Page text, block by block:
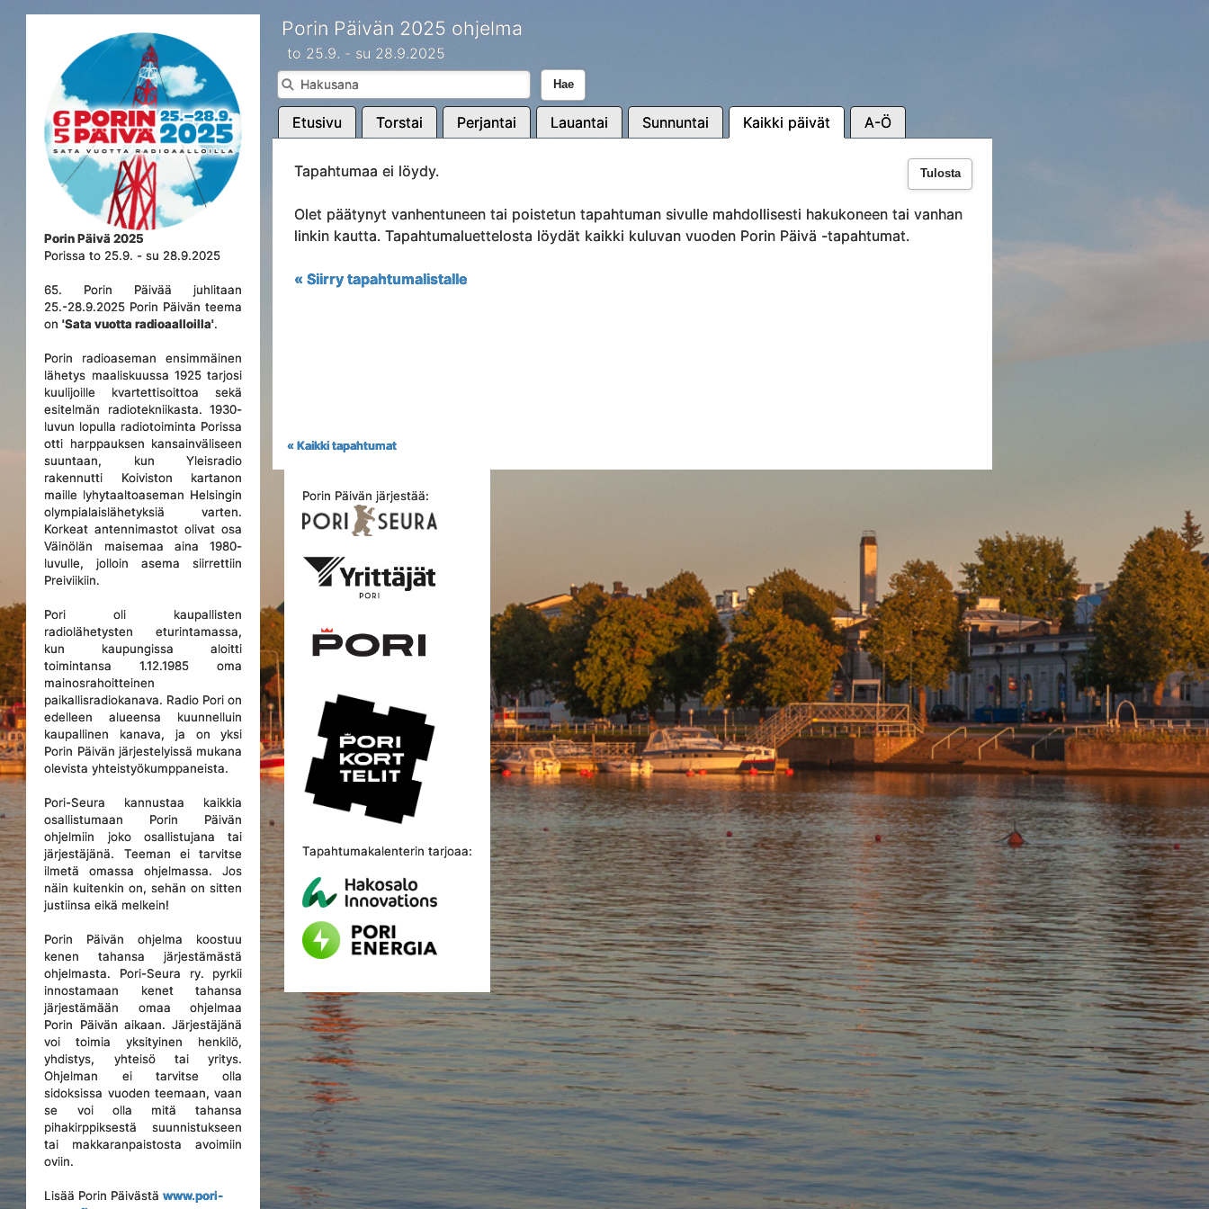
Porin Päivä 2025
Porissa to 25.9. - su 28.9.2025
65. Porin Päivää juhlitaan
25.-28.9.2025 Porin Päivän teema
on'Sata vuotta radioaalloilla'.
Porin radioaseman ensimmäinen
lähetys maaliskuussa 1925 tarjosi
kuulijoille kvartettisoittoa sekä
esitelmän radiotekniikasta. 1930-
luvun lopulla radiotoiminta Porissa
otti harppauksen kansainväliseen
suuntaan, kun Yleisradio
rakennutti Koiviston kartanon
maille lyhytaaltoaseman Helsingin
olympialaislähetyksiä varten.
Korkeat antennimastot olivat osa
Väinölän maisemaa aina 1980-
luvulle, jolloin asema siirrettiin
Preiviikiin.
Pori oli kaupallisten
radiolähetysten eturintamassa,
kun kaupungissa aloitti
toimintansa 1.12.1985 oma
mainosrahoitteinen
paikallisradiokanava. Radio Pori on
edelleen alueensa kuunnelluin
kaupallinen kanava, ja on yksi
Porin Päivän järjestelyissä mukana
olevista yhteistyökumppaneista.
Pori-Seura kannustaa kaikkia
osallistumaan Porin Päivän
ohjelmiin joko osallistujana tai
järjestäjänä. Teeman ei tarvitse
ilmetä omassa ohjelmassa. Jos
näin kuitenkin on, sehän on sitten
justiinsa eikä melkein!
Porin Päivän ohjelma koostuu
kenen tahansa järjestämästä
ohjelmasta. Pori-Seura ry. pyrkii
innostamaan kenet tahansa
järjestämään omaa ohjelmaa
Porin Päivän aikaan. Järjestäjänä
voi toimia yksityinen henkilö,
yhdistys, yhteisö tai yritys.
Ohjelman ei tarvitse olla
sidoksissa vuoden teemaan, vaan
se voi olla mitä tahansa
pihakirppiksestä suunnistukseen
tai makkaranpaistosta avoimiin
oviin.
Lisää Porin Päivästäwww.pori-
Porin Päivän 2025 ohjelma
to 25.9. - su 28.9.2025
Hae
Etusivu Torstai Perjantai Lauantai Sunnuntai Kaikki päivät A-Ö
Tulosta
Tapahtumaa ei löydy.
Olet päätynyt vanhentuneen tai poistetun tapahtuman sivulle mahdollisesti hakukoneen tai vanhan
linkin kautta. Tapahtumaluettelosta löydät kaikki kuluvan vuoden Porin Päivä -tapahtumat.
« Siirry tapahtumalistalle
« Kaikki tapahtumat
Porin Päivän järjestää:
Tapahtumakalenterin tarjoaa: